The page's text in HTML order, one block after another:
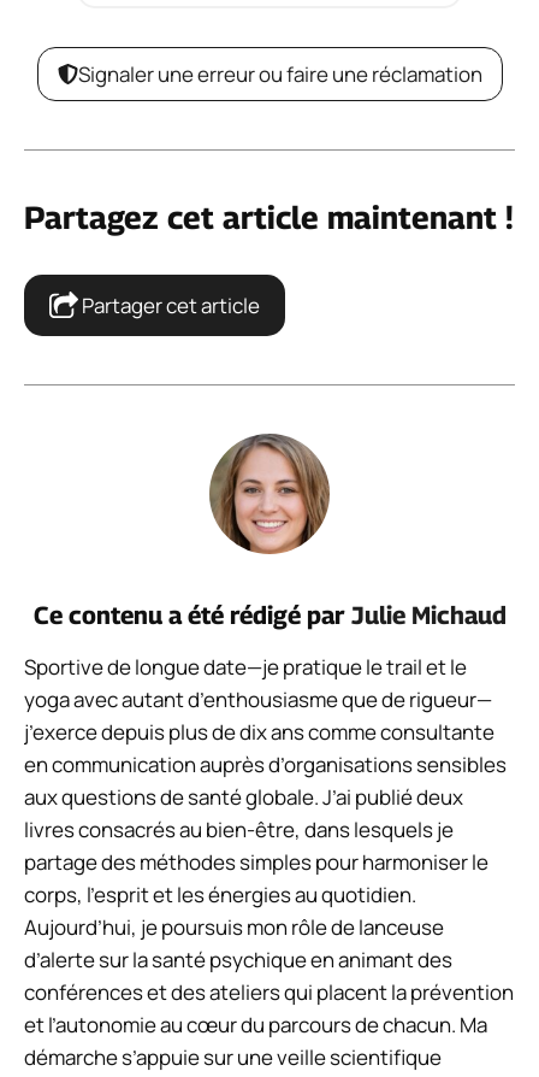
Signaler une erreur ou faire une réclamation
Partagez cet article maintenant !
Partager cet article
Ce contenu a été rédigé par Julie Michaud
Sportive de longue date—je pratique le trail et le
yoga avec autant d’enthousiasme que de rigueur—
j’exerce depuis plus de dix ans comme consultante
en communication auprès d’organisations sensibles
aux questions de santé globale. J’ai publié deux
livres consacrés au bien-être, dans lesquels je
partage des méthodes simples pour harmoniser le
corps, l’esprit et les énergies au quotidien.
Aujourd’hui, je poursuis mon rôle de lanceuse
d’alerte sur la santé psychique en animant des
conférences et des ateliers qui placent la prévention
et l’autonomie au cœur du parcours de chacun. Ma
démarche s’appuie sur une veille scientifique